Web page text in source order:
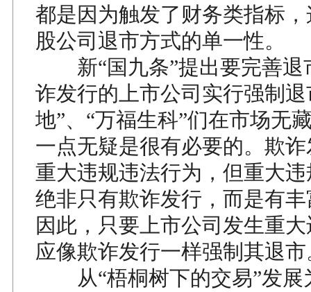
都是因为触发了财务类指标
股公司退市方式的单一性。
新“国九条”提出要完善退
诈发行的上市公司实行强制
地”、“万福生科”们在市场无
一点无疑是很有必要的。欺
重大违规违法行为，但重大
绝非只有欺诈发行，而是有丰
因此，只要上市公司发生重
应像欺诈发行一样强制其退市
从“梧桐树下的交易”发展